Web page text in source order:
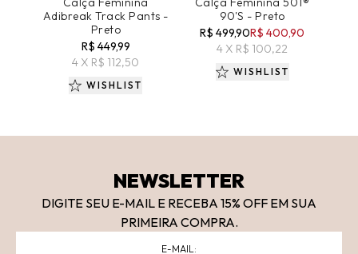
Adibreak Track Pants -
Preto
R$ 449,99
4 X R$ 112,50
WISHLIST
90's - Preto
R$ 499,90R$ 400,90
4 X R$ 100,22
WISHLIST
NEWSLETTER
DIGITE SEU E-MAIL E RECEBA 15% OFF EM SUA
PRIMEIRA COMPRA.